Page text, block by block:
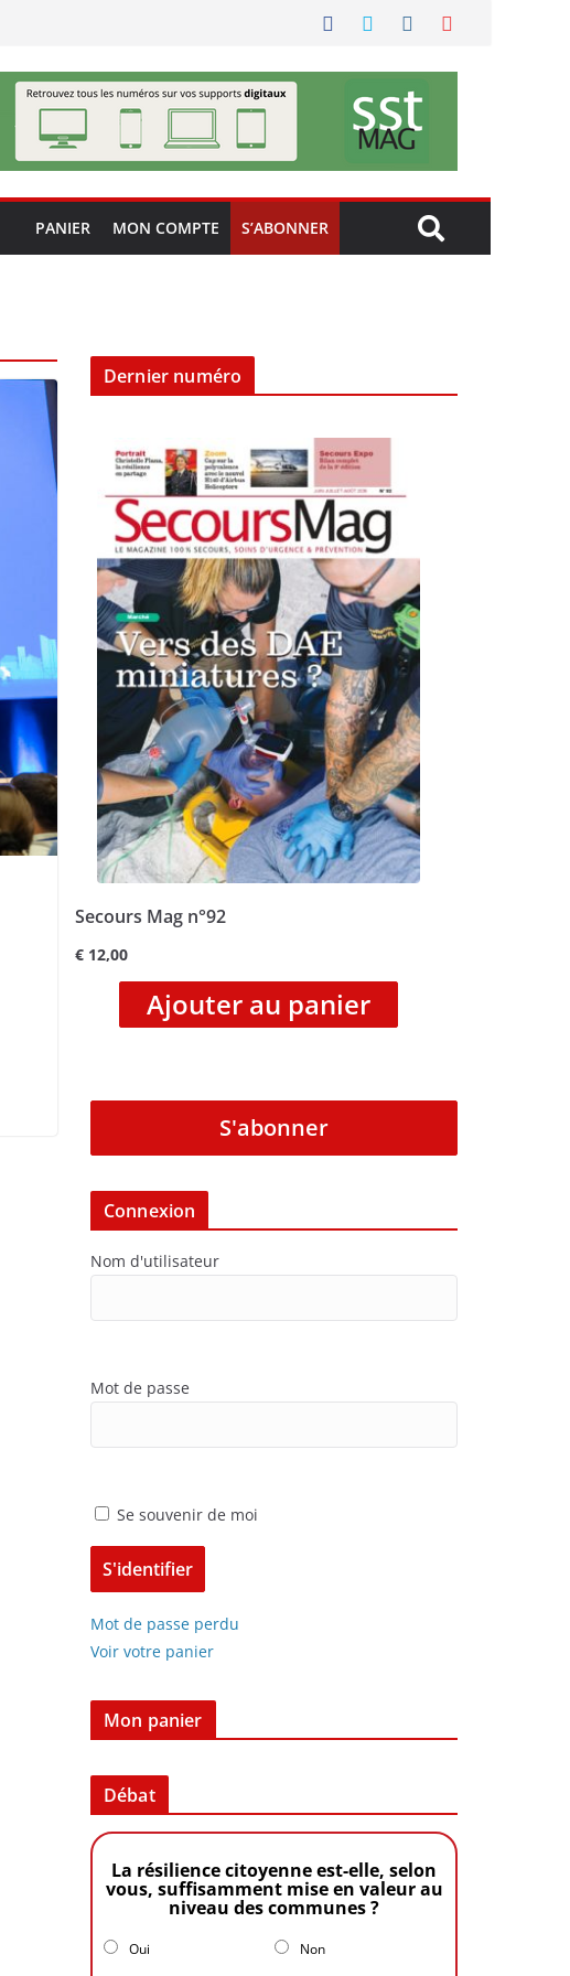
PANIER MON COMPTE S’ABONNER
Dernier numéro
Secours Mag n°92
€ 12,00
Ajouter au panier
S'abonner
Connexion
Nom d'utilisateur
Mot de passe
Se souvenir de moi
Mot de passe perdu
Voir votre panier
Mon panier
Débat
La résilience citoyenne est-elle, selon
vous, suffisamment mise en valeur au
niveau des communes ?
Oui Non